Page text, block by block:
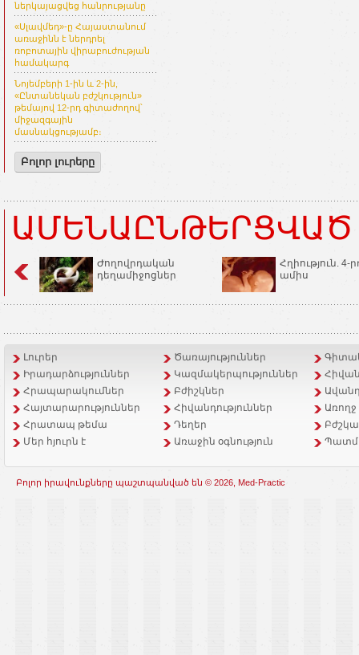
ներկայացվեց հանրությանը
«Սլավմեդ»-ը Հայաստանում
առաջինն է ներդրել
ռոբոտային վիրաբուժության
համակարգ
Նոյեմբերի 1-ին և 2-ին,
«Ընտանեկան բժշկություն»
թեմայով 12-րդ գիտաժողով՝
միջազգային
մասնակցությամբ։
Բոլոր լուրերը
Ժողովրդական
դեղամիջոցներ
Հղիություն. 4-
ամիս
Լուրեր Ծառայություններ
Իրադարձություններ
Կազմակերպություններ
Հրապարակումներ
Բժիշկներ
Հայտարարություններ
Հիվանդություններ
Հրատապ թեմա
Դեղեր
Մեր հյուրն է
Առաջին օգնություն
Բոլոր իրավունքները պաշտպանված են © 2026, Med-Practic